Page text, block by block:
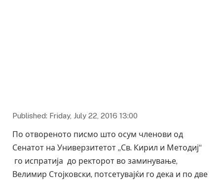
Published: Friday, July 22, 2016 13:00
По отвореното писмо што осум членови од
Сенатот на Универзитетот „Св. Кирил и Методиј“
го испратија до ректорот во заминување,
Велимир Стојковски, потсетувајќи го дека и по две